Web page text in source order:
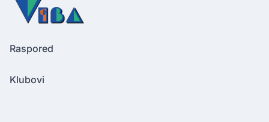
Raspored
Klubovi